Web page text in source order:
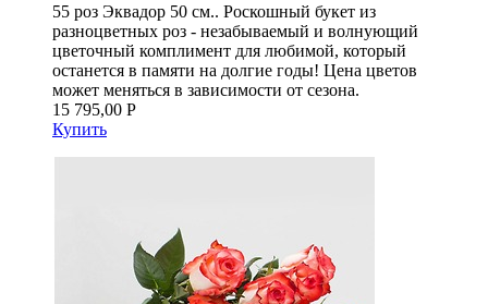
55 роз Эквадор 50 см.. Роскошный букет из
разноцветных роз - незабываемый и волнующий
цветочный комплимент для любимой, который
останется в памяти на долгие годы! Цена цветов
может меняться в зависимости от сезона.
15 795,00 Р
Купить